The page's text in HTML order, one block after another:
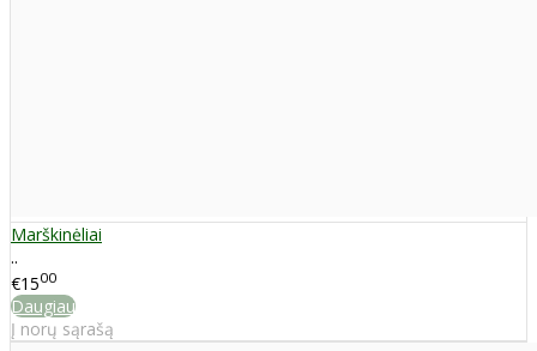
Marškinėliai
..
€1500
Daugiau
Į norų sąrašą